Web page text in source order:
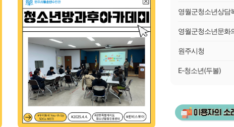
영월군청소년상담
영월군청소년문화
원주시청
E-청소년(두볼)